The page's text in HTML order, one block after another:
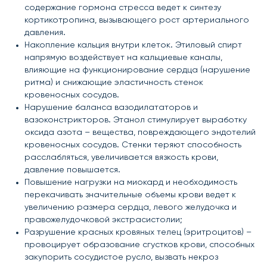
содержание гормона стресса ведет к синтезу
кортикотропина, вызывающего рост артериального
давления.
Накопление кальция внутри клеток. Этиловый спирт
напрямую воздействует на кальциевые каналы,
влияющие на функционирование сердца (нарушение
ритма) и снижающие эластичность стенок
кровеносных сосудов.
Нарушение баланса вазодилататоров и
вазоконстрикторов. Этанол стимулирует выработку
оксида азота – вещества, повреждающего эндотелий
кровеносных сосудов. Стенки теряют способность
расслабляться, увеличивается вязкость крови,
давление повышается.
Повышение нагрузки на миокард и необходимость
перекачивать значительные объемы крови ведет к
увеличению размера сердца, левого желудочка и
правожелудочковой экстрасистолии;
Разрушение красных кровяных телец (эритроцитов) –
провоцирует образование сгустков крови, способных
закупорить сосудистое русло, вызвать некроз